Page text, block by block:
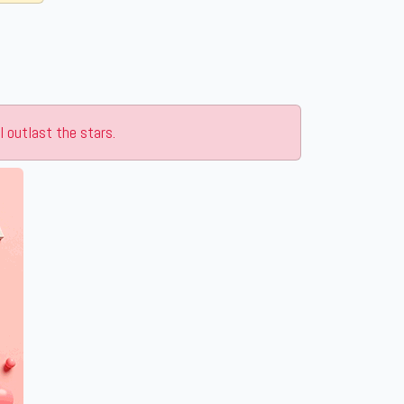
outlast the stars.